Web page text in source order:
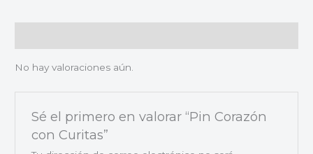
No hay valoraciones aún.
Sé el primero en valorar “Pin Corazón
con Curitas”